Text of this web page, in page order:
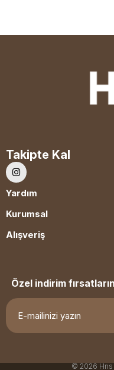
Takipte Kal
Yardım
Kurumsal
Alışveriş
Özel indirim
© 2026 Hns